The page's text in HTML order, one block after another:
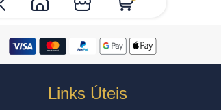
Links Úteis